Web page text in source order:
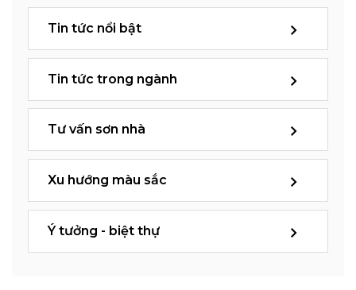
Tin tức nổi bật
Tin tức trong ngành
Tư vấn sơn nhà
Xu hướng màu sắc
Ý tưởng - biệt thự